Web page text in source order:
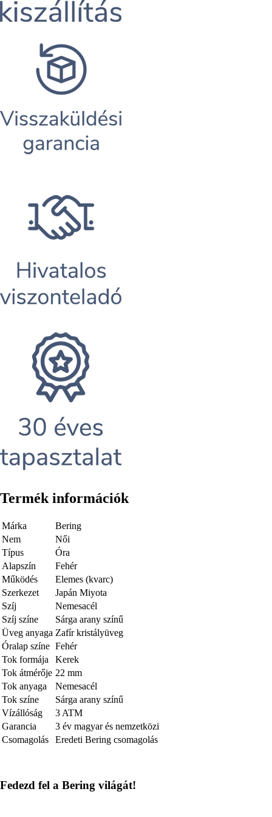
Termék információk
Márka
Bering
Nem
Női
Típus
Óra
Alapszín
Fehér
Működés
Elemes (kvarc)
Szerkezet
Japán Miyota
Szíj
Nemesacél
Szíj színe
Sárga arany színű
Üveg anyaga Zafír kristályüveg
Óralap színe Fehér
Tok formája
Kerek
Tok átmérője 22 mm
Tok anyaga
Nemesacél
Tok színe
Sárga arany színű
Vízállóság
3 ATM
Garancia
3 év magyar és nemzetközi
Csomagolás
Eredeti Bering csomagolás
Fedezd fel a Bering világát!